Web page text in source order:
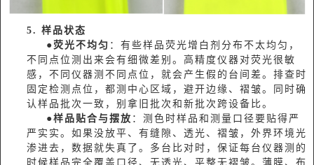
5. 样品状态
●荧光不均匀 ：有些样品荧光增白剂分布不太均匀，
不同点位测出来会有细微差别。高精度仪器对荧光很敏
感，不同仪器测不同点位，就会产生假的台间差。排查时
固定检测点位，都测中心区域，避开边缘、褶皱。同时确
认样品批次一致，别拿旧批次和新批次跨设备比。
●样品贴合与摆放 ：测色时样品和测量口径要贴得严
严实实。如果没放平、有缝隙、透光、褶皱，外界环境光
渗进去，数据就失真了。多台比对时，保证每台仪器测的
时候样品完全覆盖口径、无透光、平整无褶皱。薄膜、布